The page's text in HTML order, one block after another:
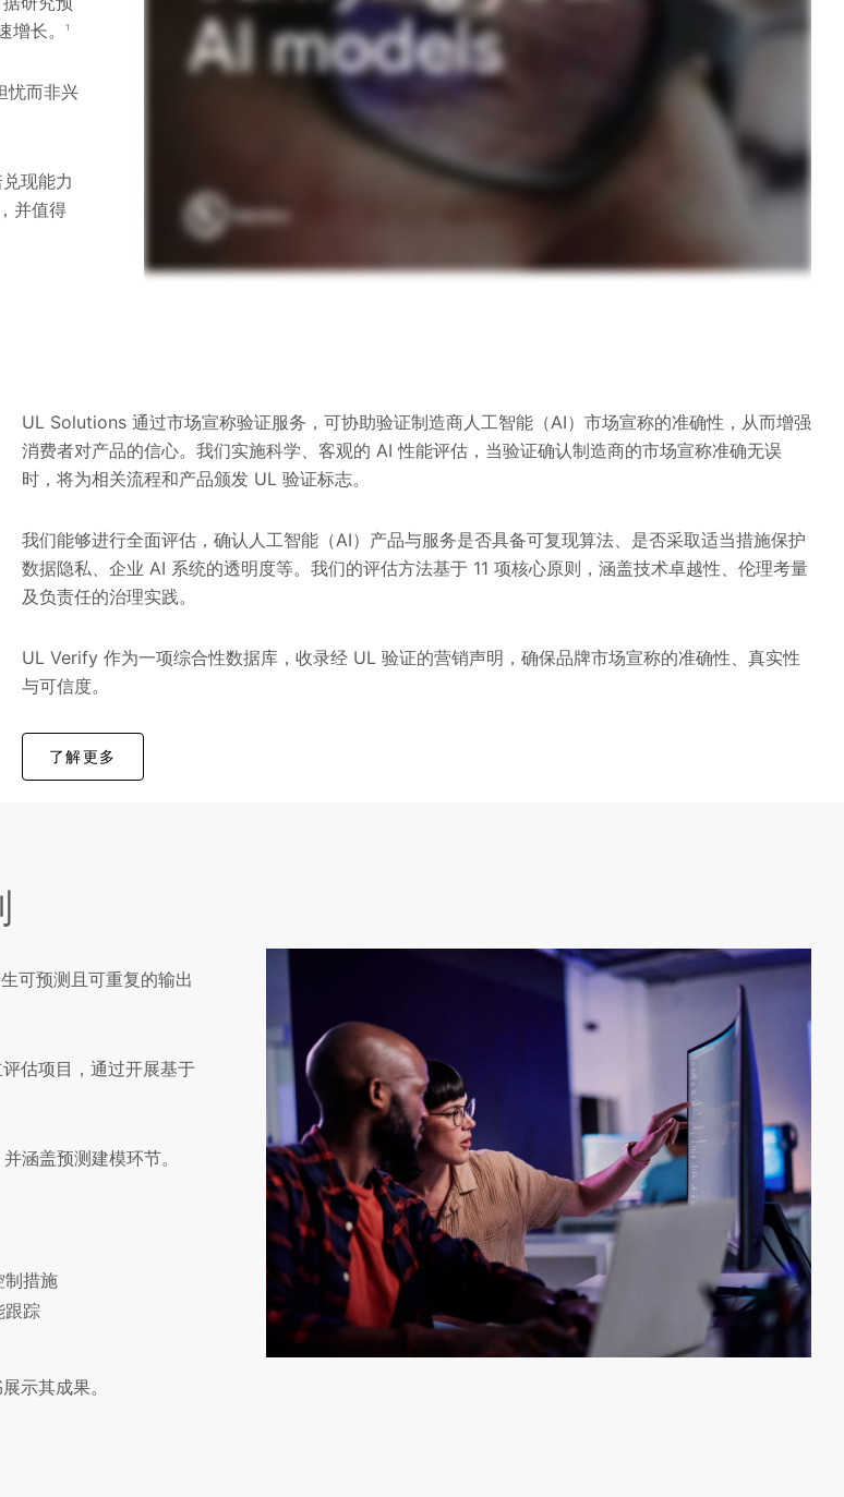
长。
1
忧而非兴
现能力
并值得
UL Solutions 通过市场宣称验证服务，可协助验证制造商人工智能（AI）市场宣称的准确性，从而增强
消费者对产品的信心。我们实施科学、客观的 AI 性能评估，当验证确认制造商的市场宣称准确无误
时，将为相关流程和产品颁发 UL 验证标志。
我们能够进行全面评估，确认人工智能（AI）产品与服务是否具备可复现算法、是否采取适当措施保护
数据隐私、企业 AI 系统的透明度等。我们的评估方法基于 11 项核心原则，涵盖技术卓越性、伦理考量
及负责任的治理实践。
UL Verify 作为一项综合性数据库，收录经 UL 验证的营销声明，确保品牌市场宣称的准确性、真实性
与可信度。
了解更多
可预测且可重复的输出
估项目，通过开展基于
涵盖预测建模环节。
制措施
跟踪
示其成果。